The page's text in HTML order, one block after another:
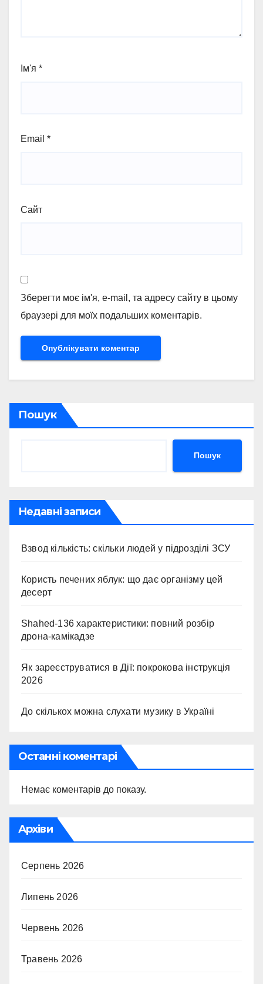
Ім'я *
Email *
Сайт
Зберегти моє ім'я, e-mail, та адресу сайту в цьому
браузері для моїх подальших коментарів.
Пошук
Пошук
Недавні записи
Взвод кількість: скільки людей у підрозділі ЗСУ
Користь печених яблук: що дає організму цей
десерт
Shahed-136 характеристики: повний розбір
дрона-камікадзе
Як зареєструватися в Дії: покрокова інструкція
2026
До скількох можна слухати музику в Україні
Останні коментарі
Немає коментарів до показу.
Архіви
Серпень 2026
Липень 2026
Червень 2026
Травень 2026